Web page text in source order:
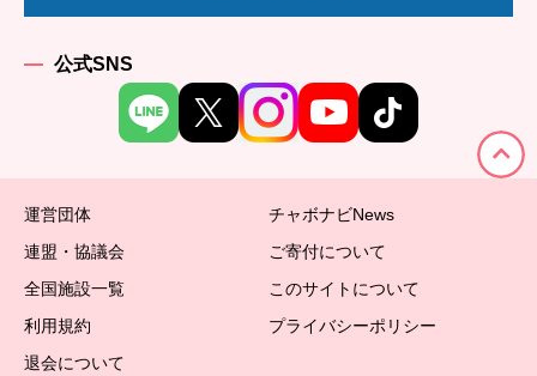
公式SNS
運営団体
チャボナビNews
連盟・協議会
ご寄付について
全国施設一覧
このサイトについて
利用規約
プライバシーポリシー
退会について